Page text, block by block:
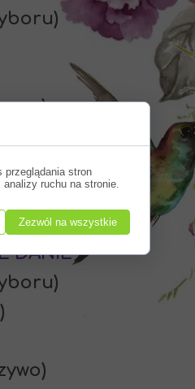
do 2)
DANIE
przeglądania stron
ruchu na stronie.
Zezwól na wszystkie